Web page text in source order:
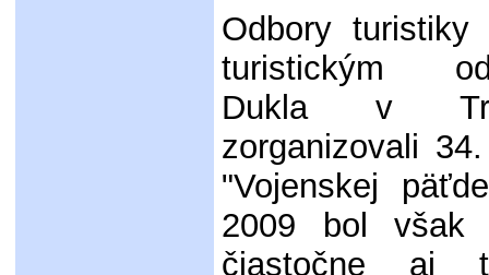
Odbory
turistickým
Dukla v
zorganizovali
"Vojenskej
2009 bol však
čiastočne aj